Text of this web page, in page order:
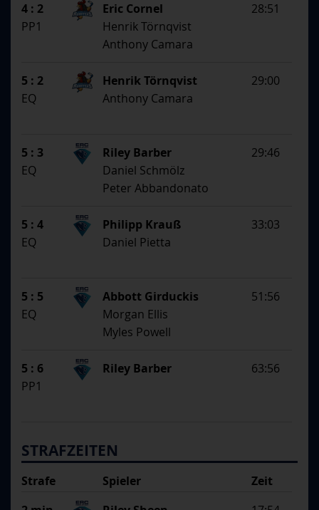
4 : 2 28:51
Eric Cornel
Henrik Törnqvist
Anthony Camara
PP1
5 : 2 29:00
Henrik Törnqvist
Anthony Camara
EQ
5 : 3 29:46
Riley Barber
Daniel Schmölz
Peter Abbandonato
EQ
5 : 4 33:03
Philipp Krauß
Daniel Pietta
EQ
5 : 5 51:56
Abbott Girduckis
Morgan Ellis
Myles Powell
EQ
5 : 6 63:56
Riley Barber
PP1
STRAFZEITEN
Strafe Zeit
Spieler